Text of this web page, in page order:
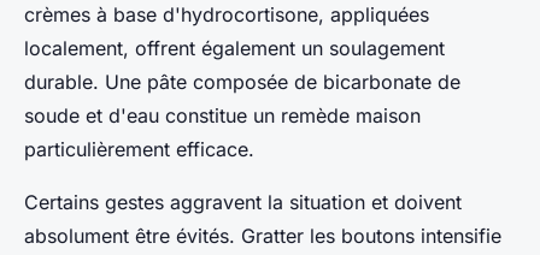
crèmes à base d'hydrocortisone, appliquées
localement, offrent également un soulagement
durable. Une pâte composée de bicarbonate de
soude et d'eau constitue un remède maison
particulièrement efficace.
Certains gestes aggravent la situation et doivent
absolument être évités. Gratter les boutons intensifie